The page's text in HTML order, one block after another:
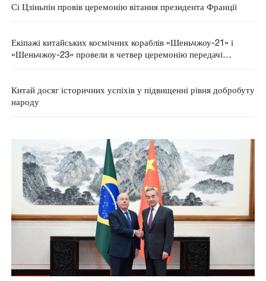
Сі Цзіньпін провів церемонію вітання президента Франції
Екіпажі китайських космічних кораблів «Шеньчжоу-21» і
«Шеньчжоу-23» провели в четвер церемонію передачі
Китай досяг історичних успіхів у підвищенні рівня добробуту
народу